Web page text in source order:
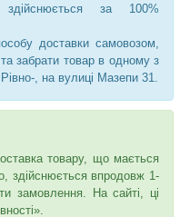
за 100%
доставки самовозом,
забрати товар в одному з
, на вулиці Мазепи 31.
товару, що мається
здійснюється впродовж 1-
замовлення. На сайті, ці